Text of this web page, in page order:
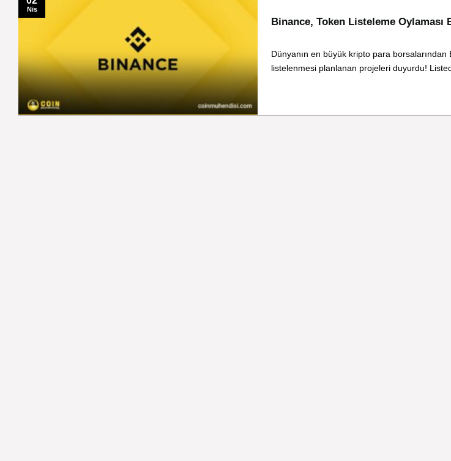
Binance, Token Listeleme
Dünyanın en büyük kripto para borsalarından
listelenmesi planlanan projeleri duyurdu!
Nis